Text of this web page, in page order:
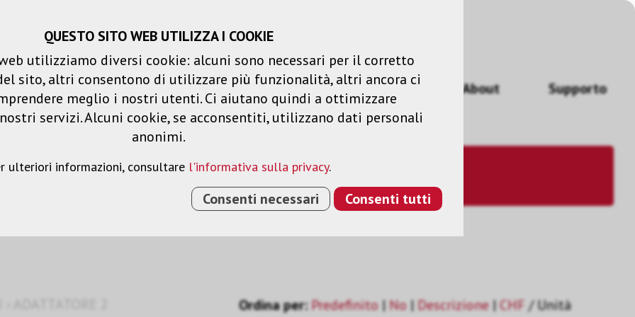
Carrello spesa Liste dei desideri
Prodotti Soluzioni Servizi News About Supporto
Ordina per:Predefinito|No|Descrizione|CHF/ Unità
QUESTO SITO WEB UTILIZZA I COOKIE
utilizziamo diversi cookie: alcuni sono necessari per il corretto
sito, altri consentono di utilizzare più funzionalità, altri ancora ci
meglio i nostri utenti. Ci aiutano quindi a ottimizzare
servizi. Alcuni cookie, se acconsentiti, utilizzano dati personali
anonimi.
ulteriori informazioni, consultare l'informativa sulla privacy.
Consenti necessari Consenti tutti